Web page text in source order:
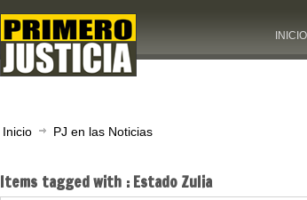
INICIO
Inicio PJ en las Noticias
Items tagged with : Estado Zulia